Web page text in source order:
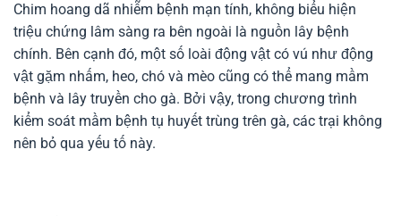
Chim hoang dã nhiễm bệnh mạn tính, không biểu hiện
triệu chứng lâm sàng ra bên ngoài là nguồn lây bệnh
chính. Bên cạnh đó, một số loài động vật có vú như động
vật gặm nhấm, heo, chó và mèo cũng có thể mang mầm
bệnh và lây truyền cho gà. Bởi vậy, trong chương trình
kiểm soát mầm bệnh tụ huyết trùng trên gà, các trại không
nên bỏ qua yếu tố này.